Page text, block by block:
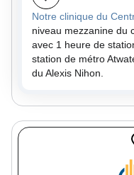
Notre clinique du
niveau mezzanine du
avec 1 heure de
station de métro
du Alexis Nihon.